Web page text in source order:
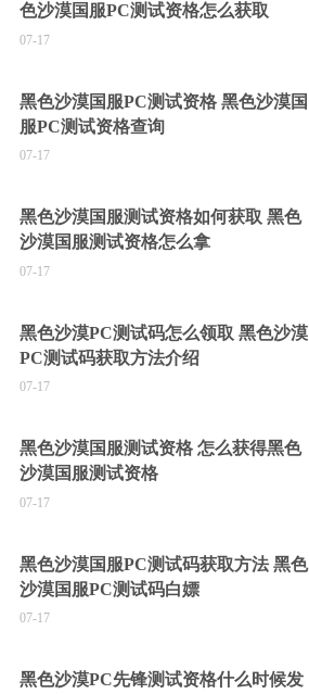
色沙漠国服PC测试资格怎么获取
07-17
黑色沙漠国服PC测试资格 黑色沙漠国
服PC测试资格查询
07-17
黑色沙漠国服测试资格如何获取 黑色
沙漠国服测试资格怎么拿
07-17
黑色沙漠PC测试码怎么领取 黑色沙漠
PC测试码获取方法介绍
07-17
黑色沙漠国服测试资格 怎么获得黑色
沙漠国服测试资格
07-17
黑色沙漠国服PC测试码获取方法 黑色
沙漠国服PC测试码白嫖
07-17
黑色沙漠PC先锋测试资格什么时候发